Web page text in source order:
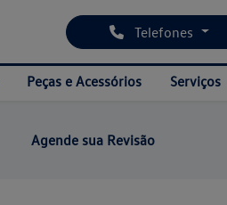
Telefones
Peças e Acessórios Serviços
Agende sua Revisão